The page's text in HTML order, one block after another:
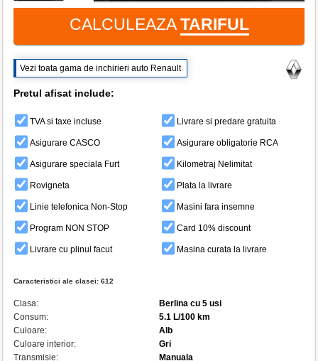
Caracteristici ale clasei: 612
Clasa:
Berlina cu 5 usi
Consum:
5.1 L/100 km
Culoare:
Alb
Culoare interior:
Gri
Transmisie:
Manuala
CALCULEAZATARIFUL
Vezi toata gama de inchirieri auto Renault
Pretul afisat include:
TVA si taxe incluse Livrare si predare gratuita
Asigurare CASCO Asigurare obligatorie RCA
Asigurare speciala Furt Kilometraj Nelimitat
Rovigneta Plata la livrare
Linie telefonica Non-Stop Masini fara insemne
Program NON STOP Card 10% discount
Livrare cu plinul facut Masina curata la livrare